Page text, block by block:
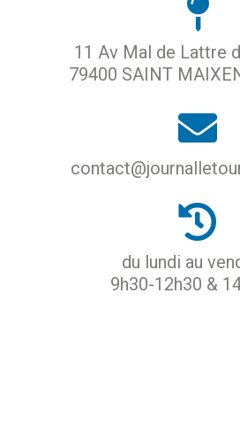
11 Av Mal de Lattre
79400 SAINT
du lundi au
9h30-12h30 &